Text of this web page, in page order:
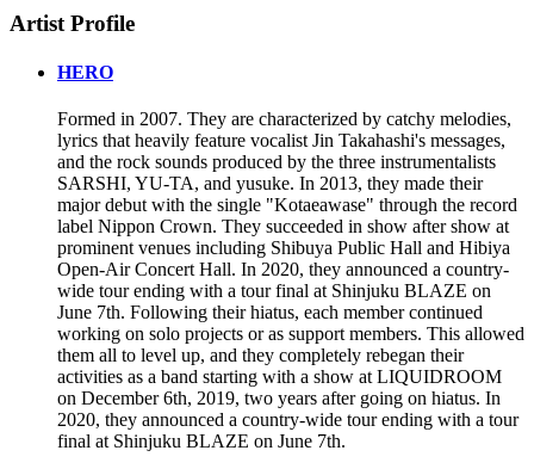
Artist Profile
HERO
Formed in 2007. They are characterized by catchy melodies,
lyrics that heavily feature vocalist Jin Takahashi's messages,
and the rock sounds produced by the three instrumentalists
SARSHI, YU-TA, and yusuke. In 2013, they made their
major debut with the single "Kotaeawase" through the record
label Nippon Crown. They succeeded in show after show at
prominent venues including Shibuya Public Hall and Hibiya
Open-Air Concert Hall. In 2020, they announced a country-
wide tour ending with a tour final at Shinjuku BLAZE on
June 7th. Following their hiatus, each member continued
working on solo projects or as support members. This allowed
them all to level up, and they completely rebegan their
activities as a band starting with a show at LIQUIDROOM
on December 6th, 2019, two years after going on hiatus. In
2020, they announced a country-wide tour ending with a tour
final at Shinjuku BLAZE on June 7th.